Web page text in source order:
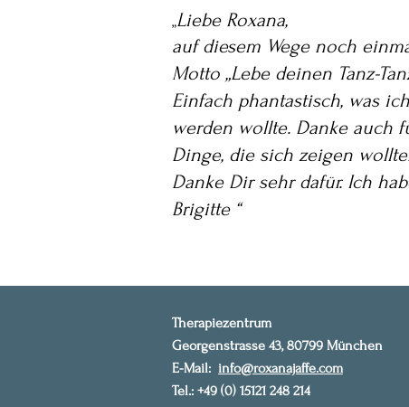
„Liebe Roxana,
auf diesem Wege noch
Motto „Lebe deinen Tanz-
Einfach phantastisch, was
werden wollte. Danke auch
Dinge, die sich zeigen
Danke Dir sehr dafür. Ich
Brigitte “
Therapiezentrum
Georgenstrasse 43, 80799 München
E-Mail: info@roxanajaffe.com
Tel.: +49 (0) 15121 248 214